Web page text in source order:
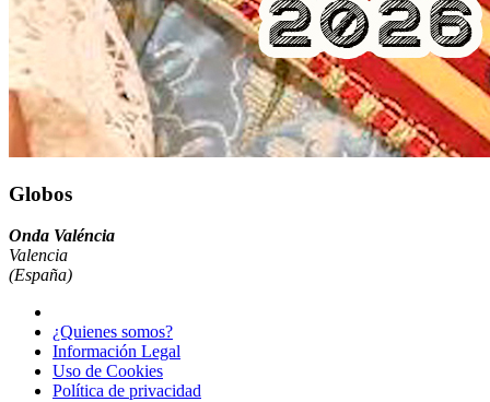
Globos
Onda Valéncia
Valencia
(España)
¿Quienes somos?
Información Legal
Uso de Cookies
Política de privacidad